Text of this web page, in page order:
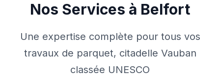
Nos Services à Belfort
Une expertise complète pour tous vos
travaux de parquet, citadelle Vauban
classée UNESCO